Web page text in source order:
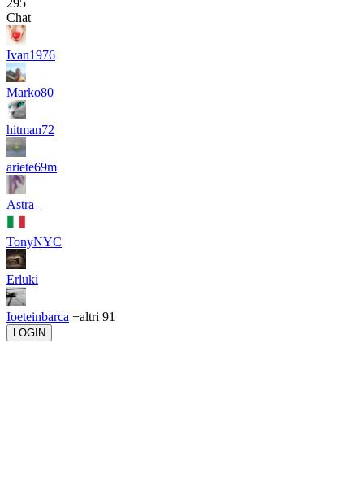
295
Chat
Ivan1976
Marko80
hitman72
ariete69m
Astra_
TonyNYC
Erluki
Ioeteinbarca +altri 91
LOGIN